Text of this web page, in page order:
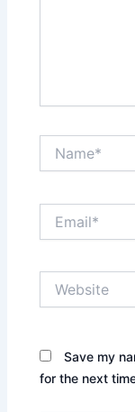
Save my
for the next